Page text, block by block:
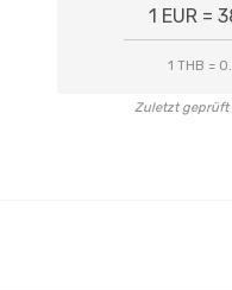
1 EUR =
1 THB =
Zuletzt geprüft